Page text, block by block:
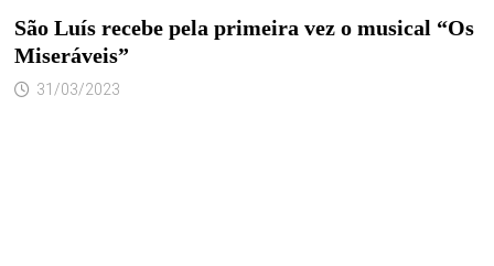
São Luís recebe pela primeira vez o musical “Os
Miseráveis”
31/03/2023